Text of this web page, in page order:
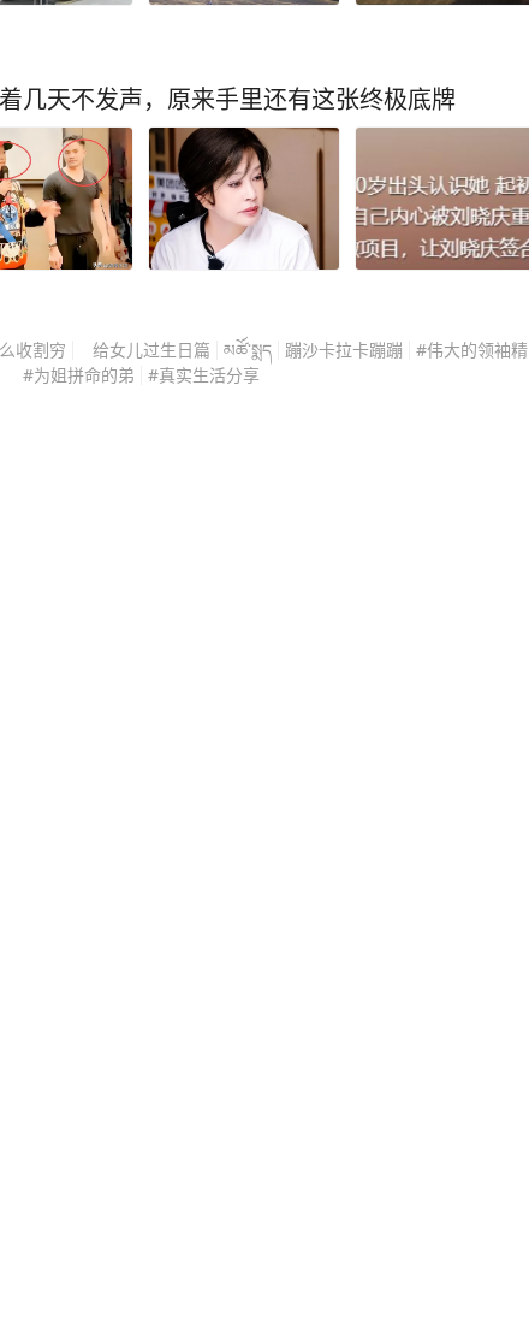
打击。 有人觉得不过瘾，但问
呢？美国会借机要求启动共同防
表态，东盟其他国家会怎么想？
1万亿美元，南海是这条贸易通道
完后的局面能不能收拾，这是需
律宾最近为什么这么激进？国内
马科斯政府需要找个议题转移视
支持，2026年4月的肩并肩军
菲律宾觉得自己有靠山，所以敢
靠不靠得住，菲律宾国内也不是
室内装修”。可这一次，它直接
知。 一来是对抗南海的台风
了27年，船体钢板早已锈穿、结
架，几场强台风过去，很可能直
相当于给摇摇欲坠的废铁绑上了
二来是给未来的拖带增加阻
艘船从法理上早就该被拖走。它
里，承诺修好就走，结果一赖
盘牢牢固定，就是想增加处置
态”的说辞当挡箭牌。 至于那些围
几天不发声，原来手里还有这张终极底牌
收割穷 给女儿过生日篇 མཚོ་སྨད 蹦沙卡拉卡蹦蹦
#伟大的领袖精
#为姐拼命的弟
#真实生活分享